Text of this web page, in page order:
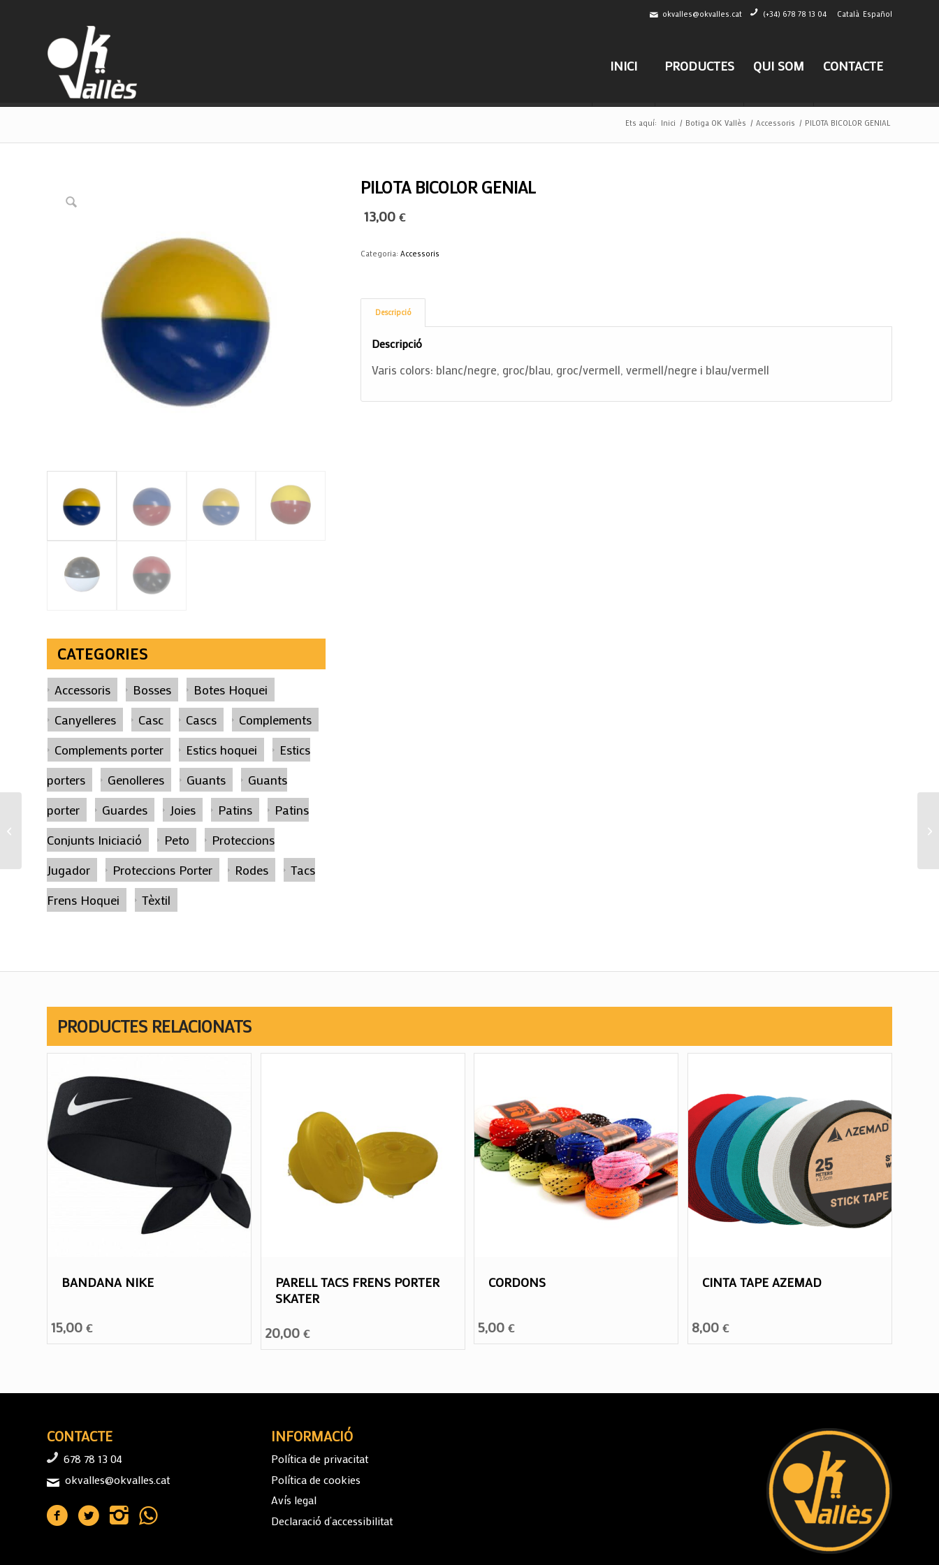
Català Español
okvalles@okvalles.cat (+34) 678 78 13 04
INICI PRODUCTES QUI SOM CONTACTE
Ets aquí: Inici / Botiga OK Vallès / Accessoris / PILOTA BICOLOR GENIAL
CATEGORIES
Accessoris Bosses
Botes Hoquei
Canyelleres
Casc Cascs
Complements
Complements porter
Estics hoquei
Estics
porters
Genolleres Guants
Guants
porter
Guardes Joies Patins
Patins
Conjunts Iniciació
Peto
Proteccions
Jugador
Proteccions Porter Rodes
Tacs
Frens Hoquei
Tèxtil
PILOTA BICOLOR GENIAL
13,00€
Categoria:Accessoris
Descripció
Descripció
Varis colors: blanc/negre, groc/blau, groc/vermell, vermell/negre i blau/vermell
PRODUCTES RELACIONATS
BANDANA NIKE
15,00 €
PARELL TACS FRENS PORTER
SKATER
20,00 €
CORDONS
5,00€
CINTA TAPE AZEMAD
8,00 €
CONTACTE
678 78 13 04
okvalles@okvalles.cat
INFORMACIÓ
Política de privacitat
Política de cookies
Avís legal
Declaració d’accessibilitat
PARELL TACS FRENS
SIOUX